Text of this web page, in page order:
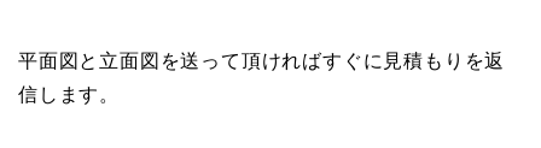
平面図と立面図を送って頂ければすぐに見積もりを返
信します。